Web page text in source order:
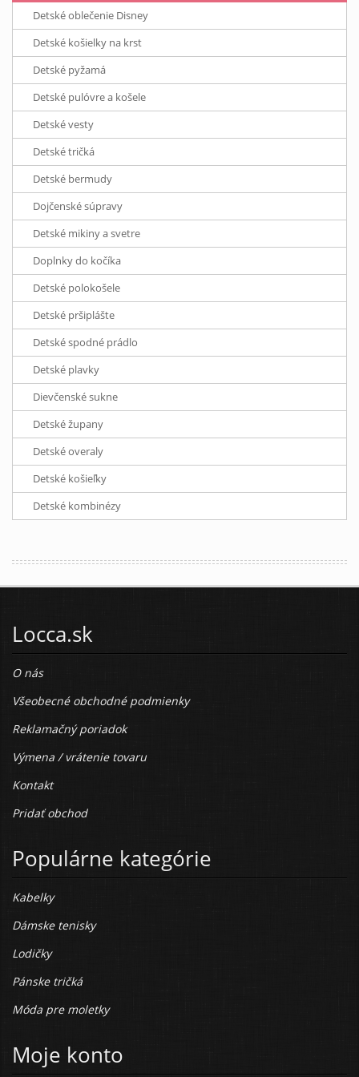
Detské oblečenie Disney
Detské košielky na krst
Detské pyžamá
Detské pulóvre a košele
Detské vesty
Detské tričká
Detské bermudy
Dojčenské súpravy
Detské mikiny a svetre
Doplnky do kočíka
Detské polokošele
Detské pršiplášte
Detské spodné prádlo
Detské plavky
Dievčenské sukne
Detské župany
Detské overaly
Detské košieľky
Detské kombinézy
Locca.sk
O nás
Všeobecné obchodné podmienky
Reklamačný poriadok
Výmena / vrátenie tovaru
Kontakt
Pridať obchod
Populárne kategórie
Kabelky
Dámske tenisky
Lodičky
Pánske tričká
Móda pre moletky
Moje konto